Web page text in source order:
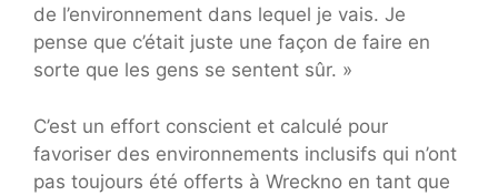
de l’environnement dans lequel je vais. Je
pense que c’était juste une façon de faire en
sorte que les gens se sentent sûr. »
C’est un effort conscient et calculé pour
favoriser des environnements inclusifs qui n’ont
pas toujours été offerts à Wreckno en tant que